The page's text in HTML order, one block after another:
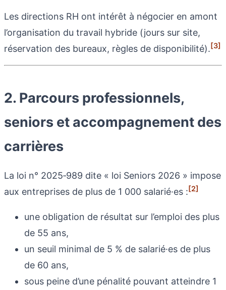
Les directions RH ont intérêt à négocier en amont
l’organisation du travail hybride (jours sur site,
réservation des bureaux, règles de disponibilité).[3]
2. Parcours professionnels,
seniors et accompagnement des
carrières
La loi n° 2025‑989 dite « loi Seniors 2026 » impose
aux entreprises de plus de 1 000 salarié·es :[2]
une obligation de résultat sur l’emploi des plus
de 55 ans,
un seuil minimal de 5 % de salarié·es de plus
de 60 ans,
sous peine d’une pénalité pouvant atteindre 1